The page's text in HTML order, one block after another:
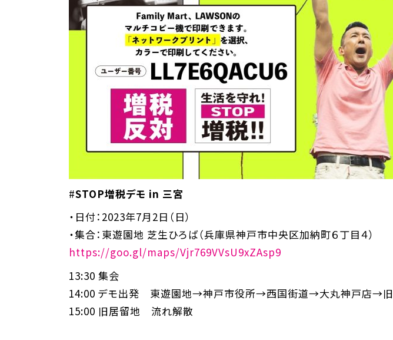
#STOP増税デモ in 三宮
・日付：2023年7月2日（日）
・集合：東遊園地 芝生ひろば（兵庫県神戸市中央区加納町６丁目４）
https://goo.gl/maps/Vjr769VVsU9xZAsp9
13:30 集会
14:00 デモ出発 東遊園地→神戸市役所→西国街道→大丸神戸店→
15:00 旧居留地 流れ解散